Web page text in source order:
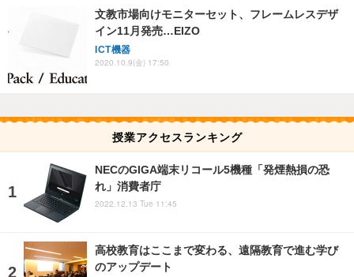
文教市場向けモニターセット、フレームレスデザ
イン11月発売…EIZO
ICT機器
2020.10.9(金) 17:50
授業アクセスランキング
NECのGIGA端末リコール5機種「発煙熱損の恐
れ」消費者庁
2022.12.13 Tue 11:45
高校教育はここまで変わる、遠隔教育で進む学び
のアップデート